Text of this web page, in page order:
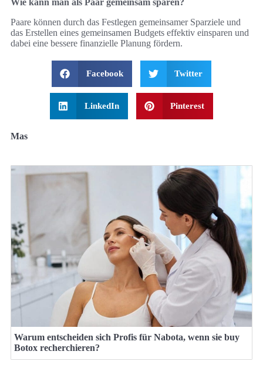
Wie kann man als Paar gemeinsam sparen?
Paare können durch das Festlegen gemeinsamer Sparziele und
das Erstellen eines gemeinsamen Budgets effektiv einsparen und
dabei eine bessere finanzielle Planung fördern.
Facebook Twitter
LinkedIn Pinterest
Mas
Warum entscheiden sich Profis für Nabota, wenn sie buy
Botox recherchieren?